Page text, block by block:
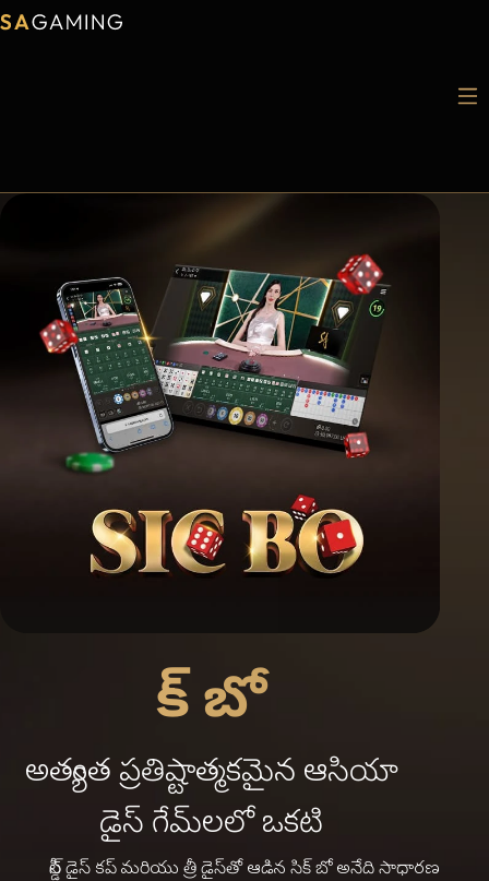
సిక్ బో
అత్యంత ప్రతిష్టాత్మకమైన ఆసియా
డైస్ గేమ్‌లలో ఒకటి
సీల్డ్ డైస్ కప్ మరియు త్రీ డైస్‌తో ఆడిన సిక్ బో అనేది సాధారణ